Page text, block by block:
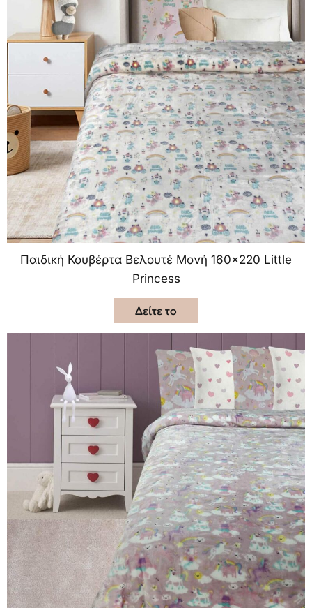
Παιδική Κουβέρτα Βελουτέ Μονή 160×220 Little
Princess
Δείτε το